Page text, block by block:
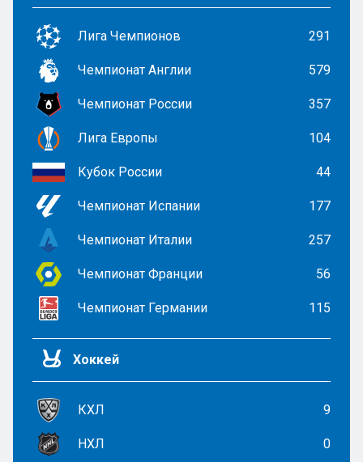
Лига Чемпионов 291
Чемпионат Англии 579
Чемпионат России 357
Лига Европы 104
Кубок России 44
Чемпионат Испании 177
Чемпионат Италии 257
Чемпионат Франции 56
Чемпионат Германии 115
Хоккей
КХЛ 9
НХЛ 0